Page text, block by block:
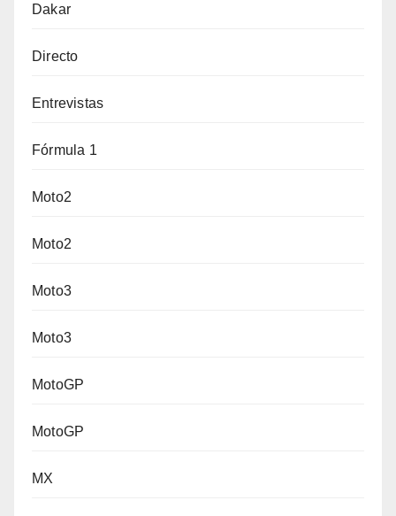
Dakar
Directo
Entrevistas
Fórmula 1
Moto2
Moto2
Moto3
Moto3
MotoGP
MotoGP
MX